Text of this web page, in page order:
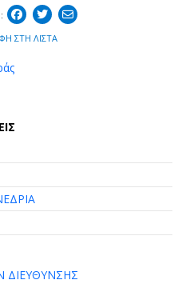
ΣΤΗ ΛΙΣΤΑ
ΔΙΕΥΘΥΝΣΗΣ